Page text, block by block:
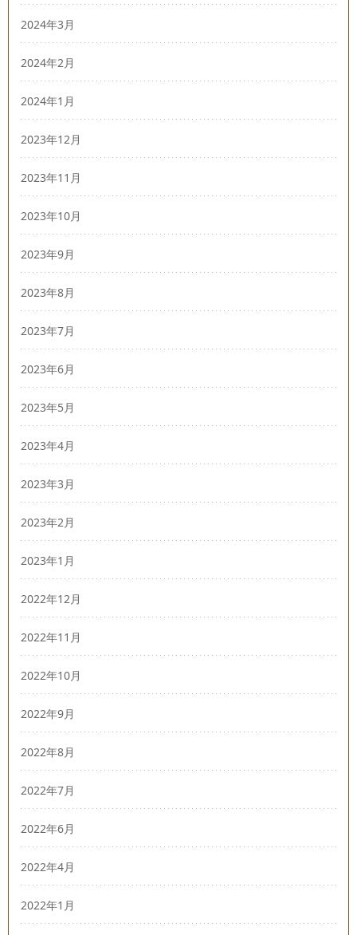
2024年3月
2024年2月
2024年1月
2023年12月
2023年11月
2023年10月
2023年9月
2023年8月
2023年7月
2023年6月
2023年5月
2023年4月
2023年3月
2023年2月
2023年1月
2022年12月
2022年11月
2022年10月
2022年9月
2022年8月
2022年7月
2022年6月
2022年4月
2022年1月